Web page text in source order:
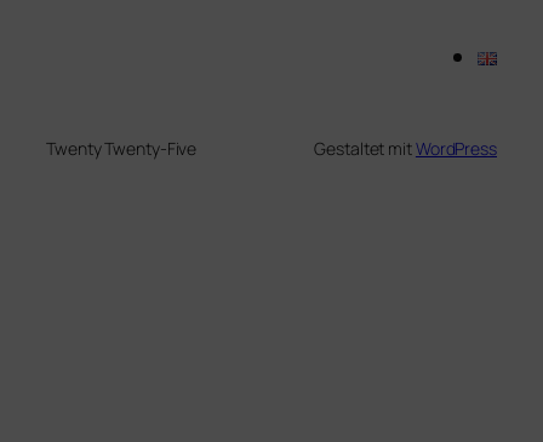
Twenty Twenty-Five Gestaltet mitWordPress